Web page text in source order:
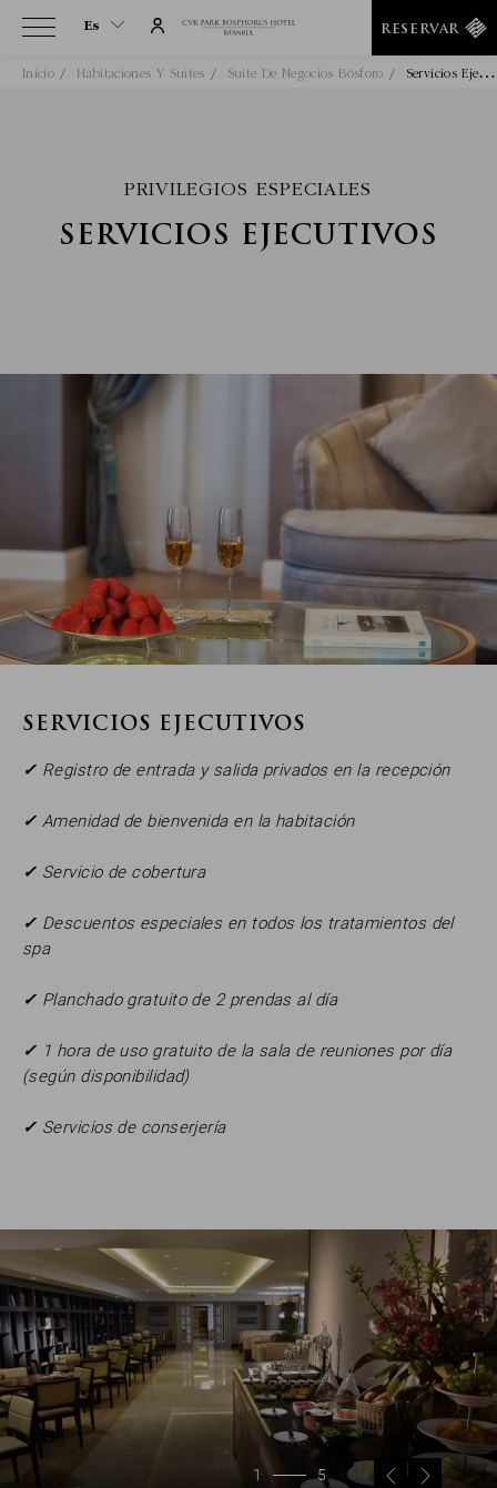
Es
Es
Ru
Fr
RESERVAR
Inicio Habitaciones Y Suites Suite De Negocios Bósforo S
Ervicios Ejecutivos
PRIVILEGIOS ESPECIALES
SERVICIOS EJECUTIVOS
SERVICIOS EJECUTIVOS
✓ Registro de entrada y salida privados en la recepción
✓ Amenidad de bienvenida en la habitación
✓ Servicio de cobertura
✓ Descuentos especiales en todos los tratamientos del
spa
✓ Planchado gratuito de 2 prendas al día
✓ 1 hora de uso gratuito de la sala de reuniones por día
(según disponibilidad)
✓ Servicios de conserjería
1 5